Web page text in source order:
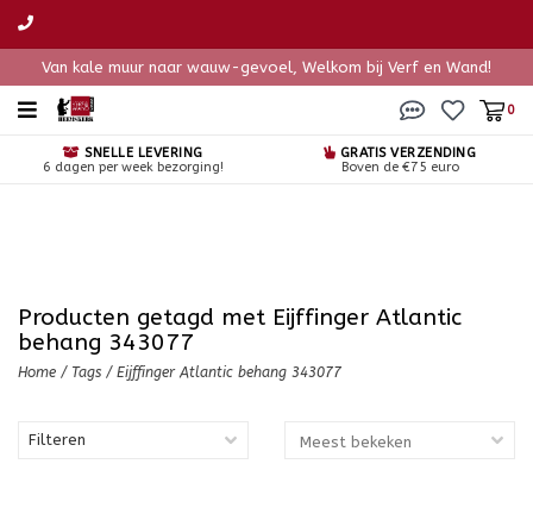
Van kale muur naar wauw-gevoel, Welkom bij Verf en Wand!
0
SNELLE LEVERING
6 dagen per week bezorging!
GRATIS VERZENDING
Boven de €75 euro
Producten getagd met Eijffinger Atlantic
behang 343077
Home / Tags / Eijffinger Atlantic behang 343077
Filteren